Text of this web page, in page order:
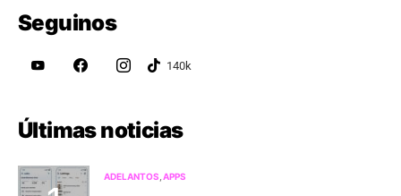
Seguinos
Últimas noticias
ADELANTOS APPS